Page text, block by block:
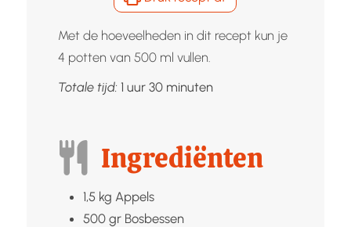
Met de hoeveelheden in dit recept kun je
4 potten van 500 ml vullen.
Totale tijd: 1uur
uur 30minuten
minuten
Ingrediënten
1,5 kg Appels
500 gr Bosbessen